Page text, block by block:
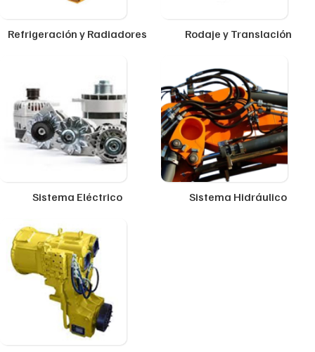
Refrigeración y Radiadores Rodaje y Translación
Sistema Eléctrico Sistema Hidráulico